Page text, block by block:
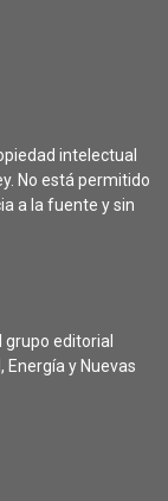
intelectual
No está permitido
a la fuente y sin
grupo editorial
y Nuevas